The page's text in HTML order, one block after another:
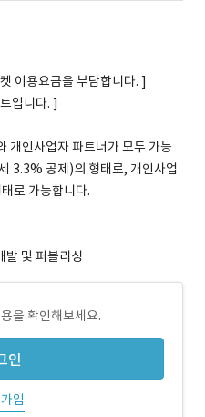
이용요금을 부담합니다. ]
입니다. ]
개인사업자 파트너가 모두 가능
3.3% 공제)의 형태로, 개인사업
로 가능합니다.
발 및 퍼블리싱
을 확인해보세요.
인
입